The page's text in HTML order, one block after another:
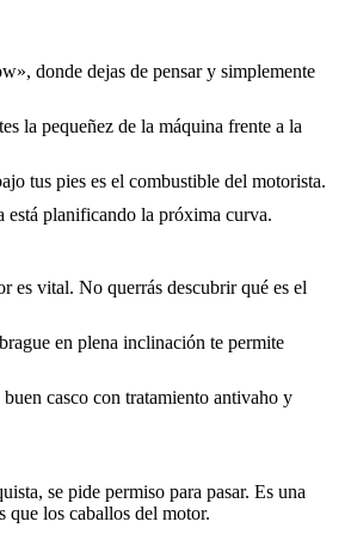
donde dejas de pensar y simplemente
la pequeñez de la máquina frente a la
tus pies es el combustible del motorista.
está planificando la próxima curva.
es vital. No querrás descubrir qué es el
en plena inclinación te permite
casco con tratamiento antivaho y
se pide permiso para pasar. Es una
los caballos del motor.